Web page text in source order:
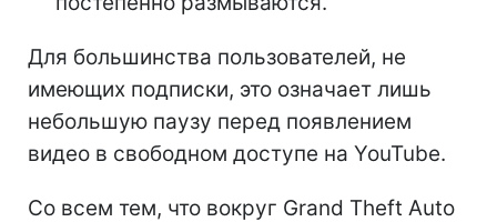
Для большинства пользователей, не
имеющих подписки, это означает лишь
небольшую паузу перед появлением
видео в свободном доступе на YouTube.
Со всем тем, что вокруг Grand Theft Auto